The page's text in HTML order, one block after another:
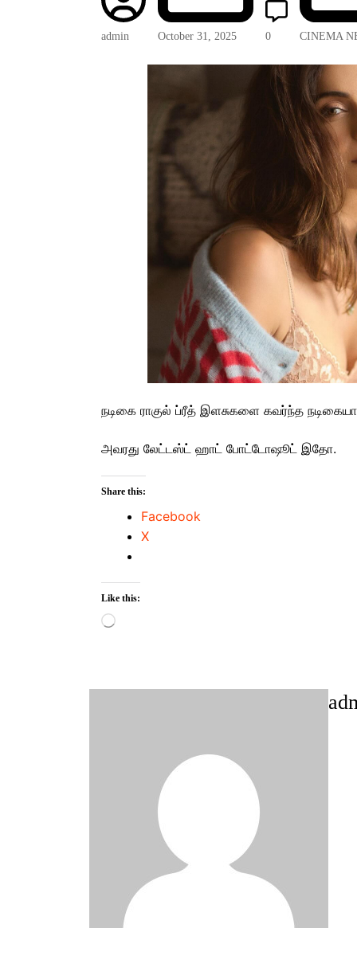
admin October 31, 2025 0 CINEMA
நடிகை ராகுல் ப்ரீத் இளசுகளை கவர்ந்த
அவரது லேட்டஸ்ட் ஹாட் போட்டோஷூட் இதோ.
Share this:
Facebook
X
Like this:
Loading…